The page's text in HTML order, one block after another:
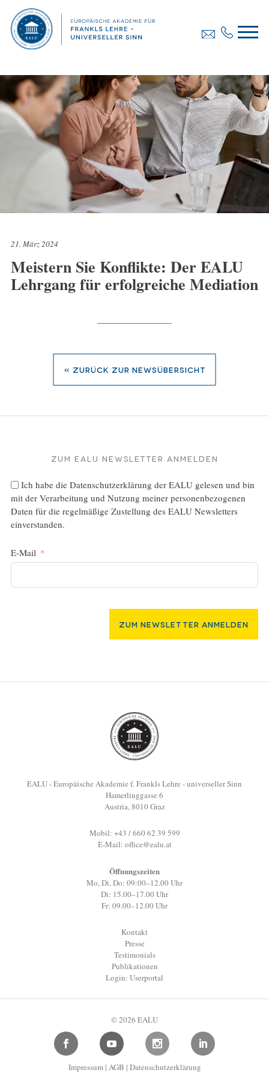
21. März 2024
Meistern Sie Konflikte: Der EALU
Lehrgang für erfolgreiche Mediation
« zurück zur Newsübersicht
Zum EALU Newsletter anmelden
Ich habe die Datenschutzerklärung der EALU gelesen und bin
mit der Verarbeitung und Nutzung meiner personenbezogenen
Daten für die regelmäßige Zustellung des EALU Newsletters
einverstanden.
E-Mail
Zum Newsletter Anmelden
EALU - Europäische Akademie f. Frankls Lehre - universeller Sinn
Hamerlinggasse 6
Austria, 8010 Graz
Mobil: +43 / 660 62 39 599
E-Mail: office@ealu.at
Öffnungszeiten
Mo, Di, Do: 09:00–12.00 Uhr
Di: 15.00–17.00 Uhr
Fr: 09.00–12.00 Uhr
Kontakt
Presse
Testimonials
Publikationen
Login: Userportal
© 2026 EALU
Impressum| AGB | Datenschutzerklärung